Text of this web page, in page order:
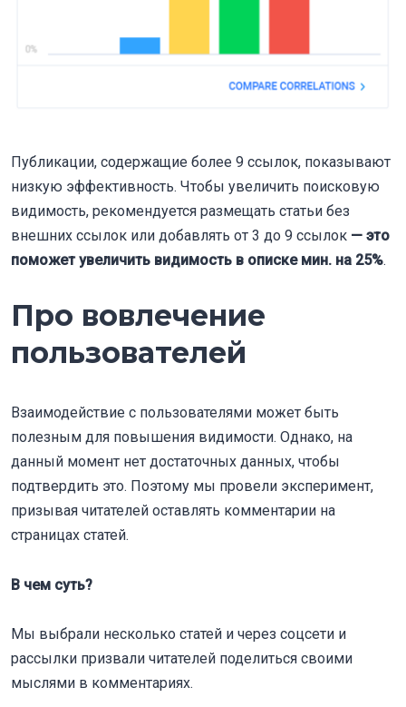
Публикации, содержащие более 9 ссылок, показывают
низкую эффективность. Чтобы увеличить поисковую
видимость, рекомендуется размещать статьи без
внешних ссылок или добавлять от 3 до 9 ссылок — это
поможет увеличить видимость в описке мин. на 25%.
Про вовлечение
пользователей
Взаимодействие с пользователями может быть
полезным для повышения видимости. Однако, на
данный момент нет достаточных данных, чтобы
подтвердить это. Поэтому мы провели эксперимент,
призывая читателей оставлять комментарии на
страницах статей.
В чем суть?
Мы выбрали несколько статей и через соцсети и
рассылки призвали читателей поделиться своими
мыслями в комментариях.